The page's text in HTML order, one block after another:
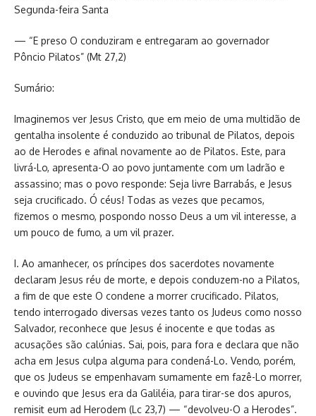
Segunda-feira Santa
— “E preso O conduziram e entregaram ao governador
Pôncio Pilatos” (Mt 27,2)
Sumário:
Imaginemos ver Jesus Cristo, que em meio de uma multidão de
gentalha insolente é conduzido ao tribunal de Pilatos, depois
ao de Herodes e afinal novamente ao de Pilatos. Este, para
livrá-Lo, apresenta-O ao povo juntamente com um ladrão e
assassino; mas o povo responde: Seja livre Barrabás, e Jesus
seja crucificado. Ó céus! Todas as vezes que pecamos,
fizemos o mesmo, pospondo nosso Deus a um vil interesse, a
um pouco de fumo, a um vil prazer.
I. Ao amanhecer, os príncipes dos sacerdotes novamente
declaram Jesus réu de morte, e depois conduzem-no a Pilatos,
a fim de que este O condene a morrer crucificado. Pilatos,
tendo interrogado diversas vezes tanto os Judeus como nosso
Salvador, reconhece que Jesus é inocente e que todas as
acusações são calúnias. Sai, pois, para fora e declara que não
acha em Jesus culpa alguma para condená-Lo. Vendo, porém,
que os Judeus se empenhavam sumamente em fazê-Lo morrer,
e ouvindo que Jesus era da Galiléia, para tirar-se dos apuros,
remisit eum ad Herodem (Lc 23,7) — “devolveu-O a Herodes”.